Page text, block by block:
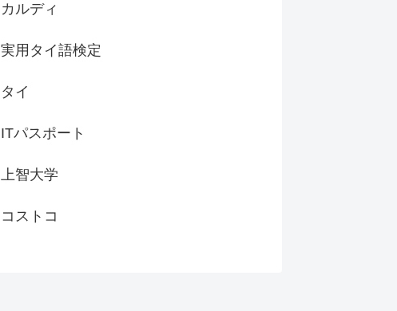
カルディ
実用タイ語検定
タイ
ITパスポート
上智大学
コストコ